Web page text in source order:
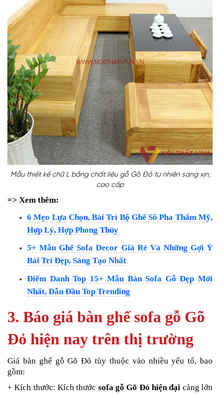
Mẫu thiết kế chữ L bằng chất liệu gỗ Gõ Đỏ tự nhiên sang xịn,
cao cấp
=> Xem thêm:
6 Mẹo Lựa Chọn, Bài Trí Bộ Ghế Sô Pha Thẩm Mỹ,
Hợp Lý, Hợp Phong Thủy
5+ Mẫu Ghế Sofa Decor Giá Rẻ Và Những Gợi Ý
Bài Trí Đẹp, Sáng Tạo Nhất
Điểm Danh Top 15+ Mẫu Bàn Sofa Gỗ Đẹp Mới
Nhất, Dẫn Đầu Top Trending
3. Báo giá bàn ghế sofa gỗ Gõ
Đỏ hiện nay trên thị trường
Giá bàn ghế gỗ Gõ Đỏ tùy thuộc vào nhiều yếu tố, bao
gồm:
+ Kích thước: Kích thước sofa gỗ Gõ Đỏ hiện đại càng lớn